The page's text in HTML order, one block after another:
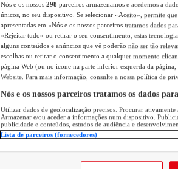
Nós e os nossos 298 parceiros armazenamos e acedemos a
únicos, no seu dispositivo. Se selecionar «Aceito», permite
apresentadas em «Nós e os nossos parceiros tratamos dados
«Rejeitar tudo» ou retirar o seu consentimento, estas
alguns conteúdos e anúncios que vê poderão não ser tão
escolhas ou retirar o consentimento a qualquer momento
página Web (ou no ícone na parte inferior esquerda da página,
Website. Para mais informação, consulte a nossa política de
Nós e os nossos parceiros tratamos os dados
Utilizar dados de geolocalização precisos. Procurar
Armazenar e/ou aceder a informações num dispositivo.
publicidade e conteúdos, estudos de audiência e
Lista de parceiros (fornecedores)